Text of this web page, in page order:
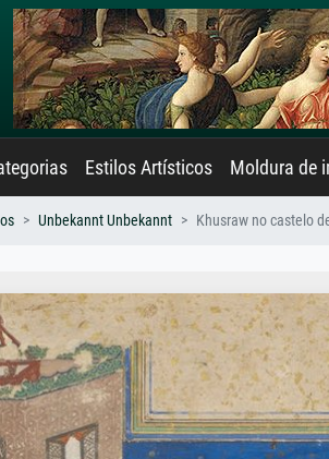
Estilos Artísticos Moldura de
Unbekannt Unbekannt Khusraw no castelo